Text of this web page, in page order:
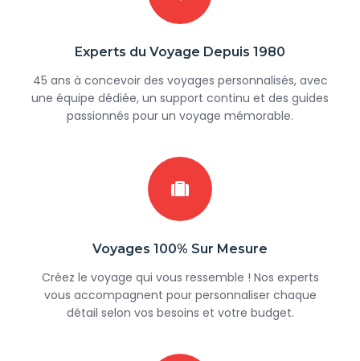
Experts du Voyage Depuis 1980
45 ans à concevoir des voyages personnalisés, avec
une équipe dédiée, un support continu et des guides
passionnés pour un voyage mémorable.
Voyages 100% Sur Mesure
Créez le voyage qui vous ressemble ! Nos experts
vous accompagnent pour personnaliser chaque
détail selon vos besoins et votre budget.